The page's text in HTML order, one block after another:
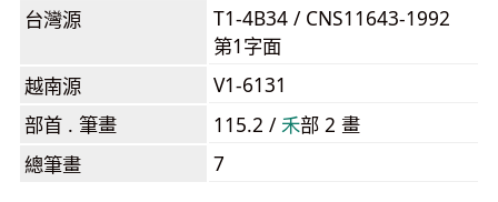
台灣源
T1-4B34 / CNS11643-1992
第1字面
越南源
V1-6131
部首 . 筆畫
115.2 /⽲部 2 畫
總筆畫
7